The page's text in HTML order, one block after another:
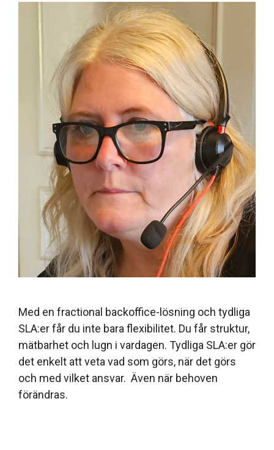
Med en fractional backoffice-lösning och tydliga
SLA:er får du inte bara flexibilitet. Du får struktur,
mätbarhet och lugn i vardagen. Tydliga SLA:er gör
det enkelt att veta vad som görs, när det görs
och med vilket ansvar. Även när behoven
förändras.